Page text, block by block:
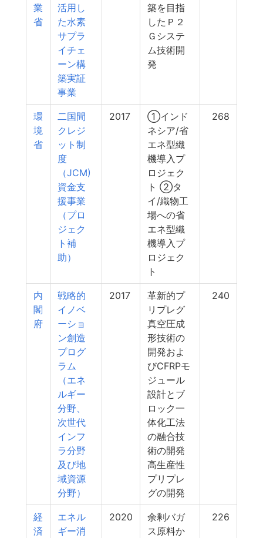
業
省
活用し
た水素
サプラ
イチェ
ーン構
築実証
事業
築を目指
したＰ２
Ｇシステ
ム技術開
発
環
境
省
二国間
クレジ
ット制
度
（JCM)
資金支
援事業
（プロ
ジェク
ト補
助）
2017
①インド
ネシア/省
エネ型織
機導入プ
ロジェク
ト ②タ
イ/織物工
場への省
エネ型織
機導入プ
ロジェク
ト
268
内
閣
府
戦略的
イノベ
ーショ
ン創造
プログ
ラム
（エネ
ルギー
分野、
次世代
インフ
ラ分野
及び地
域資源
分野）
2017
革新的プ
リプレグ
真空圧成
形技術の
開発およ
びCFRPモ
ジュール
設計とブ
ロック一
体化工法
の融合技
術の開発
高生産性
プリプレ
グの開発
240
経
済
エネル
ギー消
2020
余剰バガ
ス原料か
226